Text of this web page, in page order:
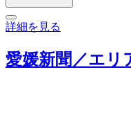
詳細を見る
愛媛新聞／エリ